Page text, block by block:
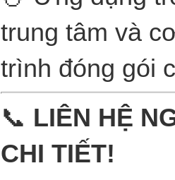
trung tâm và
trình đóng gói
📞 LIÊN HỆ
CHI TIẾT!